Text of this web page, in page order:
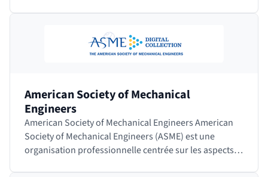
American Society of Mechanical
Engineers
American Society of Mechanical Engineers American
Society of Mechanical Engineers (ASME) est une
organisation professionnelle centrée sur les aspects